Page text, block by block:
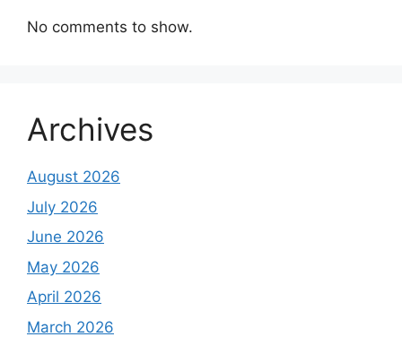
No comments to show.
Archives
August 2026
July 2026
June 2026
May 2026
April 2026
March 2026